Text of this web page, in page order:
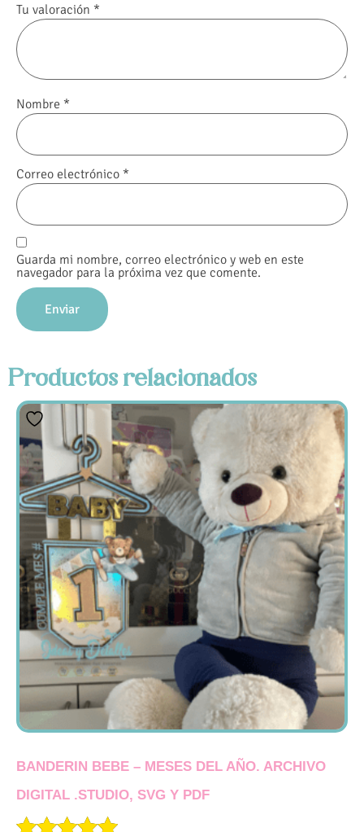
Tu valoración *
Nombre *
Correo electrónico *
Guarda mi nombre, correo electrónico y web en este
navegador para la próxima vez que comente.
Productos relacionados
BANDERIN BEBE – MESES DEL AÑO. ARCHIVO
DIGITAL .STUDIO, SVG Y PDF